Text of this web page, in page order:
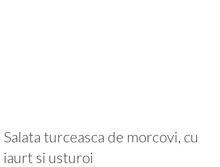
Salata turceasca de morcovi, cu
iaurt si usturoi